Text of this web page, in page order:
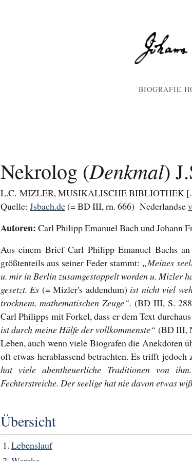
BIOGRAFIE
Nekrolog (Denkmal)
L.C. MIZLER, MUSIKALISCHE BIBLIOTHEK
Quelle: Jsbach.de(= BD III, rn. 666) Nederlandse
Autoren: Carl Philipp Emanuel Bach und Johann
Aus einem Brief Carl Philipp Emanuel Bachs
größtenteils aus seiner Feder stammt: „Meines
u. mir in Berlin zusamgestoppelt worden u. Mizler
gesetzt. Es (= Mizler's addendum) ist nicht viel
trocknem, mathematischen Zeuge“. (BD III, S.
Carl Philipps mit Forkel, dass er dem Text
ist durch meine Hülfe der vollkommenste“ (BD III,
Leben, auch wenn viele Biografen die Anekdoten
oft etwas herablassend betrachten. Es trifft jedoch
hat viele abentheuerliche Traditionen von
Fechterstreiche. Der seelige hat nie davon etwas
Übersicht
Lebenslauf